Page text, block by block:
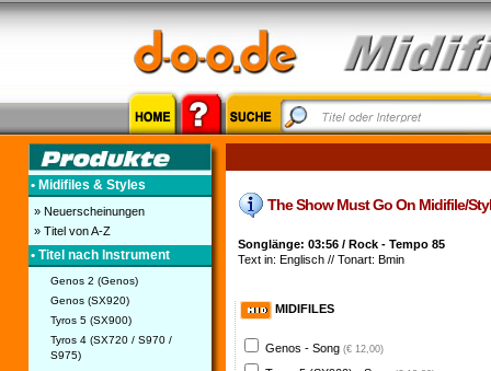
• Midifiles & Styles
» Neuerscheinungen
» Titel von A-Z
• Titel nach Instrument
Genos 2 (Genos)
Genos (SX920)
Tyros 5 (SX900)
Tyros 4 (SX720 / S970 /
S975)
The Show Must Go On Midifile/
Songlänge: 03:56 / Rock - Tempo 85
Text in: Englisch // Tonart: Bmin
MIDIFILES
Genos - Song (€ 12,00)